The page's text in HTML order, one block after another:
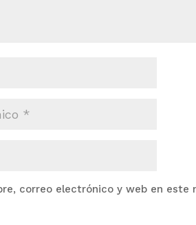
correo electrónico y web en este